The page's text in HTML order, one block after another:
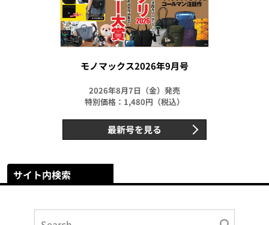
モノマックス2026年9月号
2026年8月7日（金）発売
特別価格：1,480円（税込）
最新号を見る
サイト内検索